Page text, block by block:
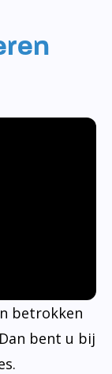
betrokken
bent u bij